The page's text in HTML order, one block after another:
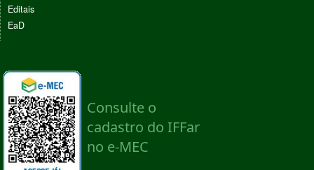
Editais
EaD